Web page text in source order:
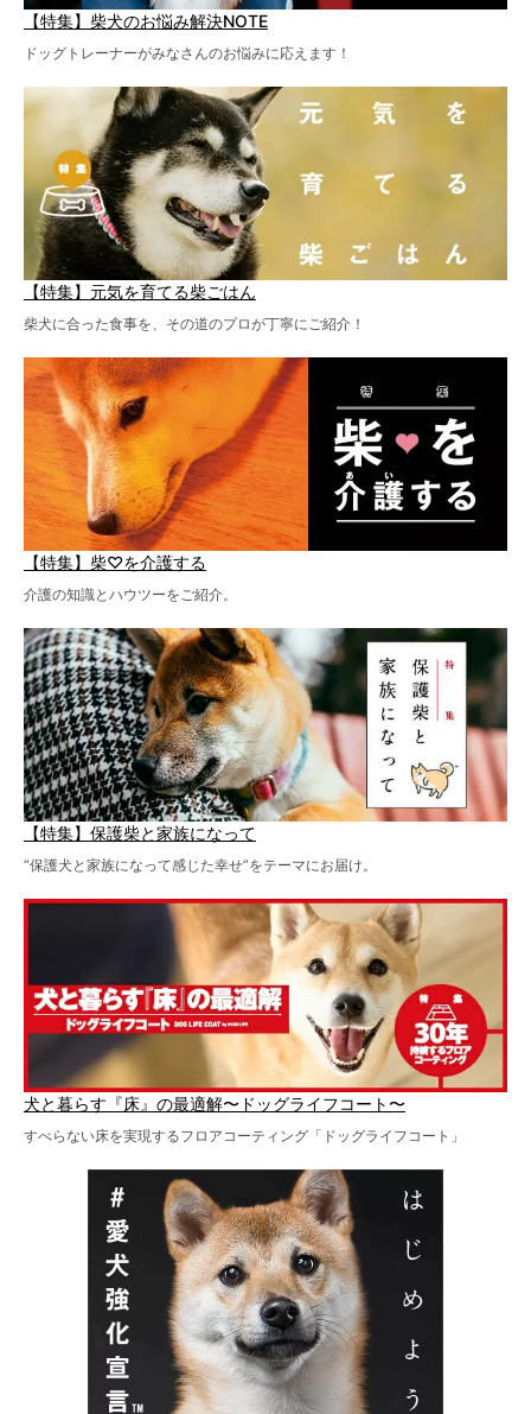
【特集】柴犬のお悩み解決NOTE
ドッグトレーナーがみなさんのお悩みに応えます！
【特集】元気を育てる柴ごはん
柴犬に合った食事を、その道のプロが丁寧にご紹介！
【特集】柴♡を介護する
介護の知識とハウツーをご紹介。
【特集】保護柴と家族になって
“保護犬と家族になって感じた幸せ”をテーマにお届け。
犬と暮らす『床』の最適解〜ドッグライフコート〜
すべらない床を実現するフロアコーティング「ドッグライフコート」